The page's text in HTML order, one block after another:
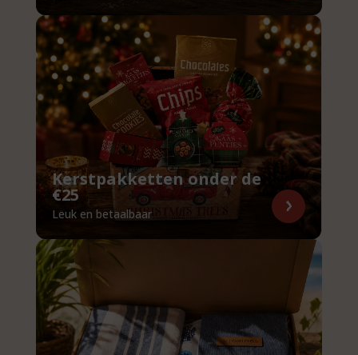
Kerstpakketten onder de
€25
Leuk en betaalbaar